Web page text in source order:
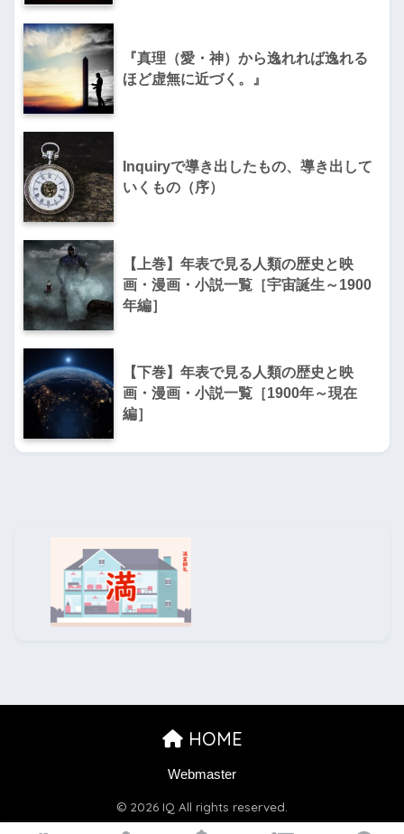
『真理（愛・神）から逸れれば逸れる
ほど虚無に近づく。』
Inquiryで導き出したもの、導き出して
いくもの（序）
【上巻】年表で見る人類の歴史と映
画・漫画・小説一覧［宇宙誕生～1900
年編］
【下巻】年表で見る人類の歴史と映
画・漫画・小説一覧［1900年～現在
編］
HOME
Webmaster
© 2026 IQ All rights reserved.